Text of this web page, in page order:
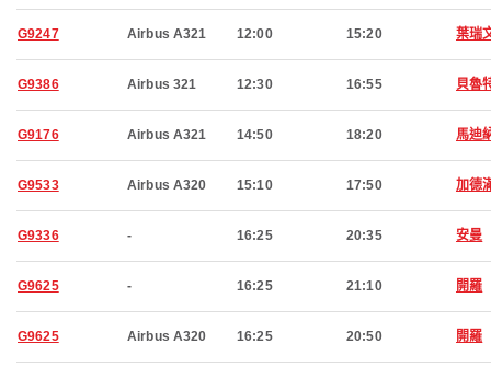
G9247 Airbus A321 12:00 15:20 葉瑞
G9386 Airbus 321 12:30 16:55 貝魯
G9176 Airbus A321 14:50 18:20 馬迪
G9533 Airbus A320 15:10 17:50 加德
G9336 - 16:25 20:35 安曼
G9625 - 16:25 21:10 開羅
G9625 Airbus A320 16:25 20:50 開羅